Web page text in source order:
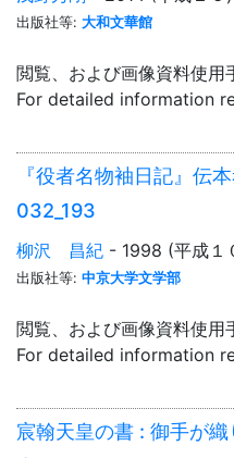
出版社等: 大和文華館
閲覧、および画像資料使用
For detailed information
『役者名物袖日記』伝
032_193
柳沢 昌紀 - 1998 (平成１
出版社等: 中京大学文学部
閲覧、および画像資料使用
For detailed information
宸翰天皇の書 : 御手が